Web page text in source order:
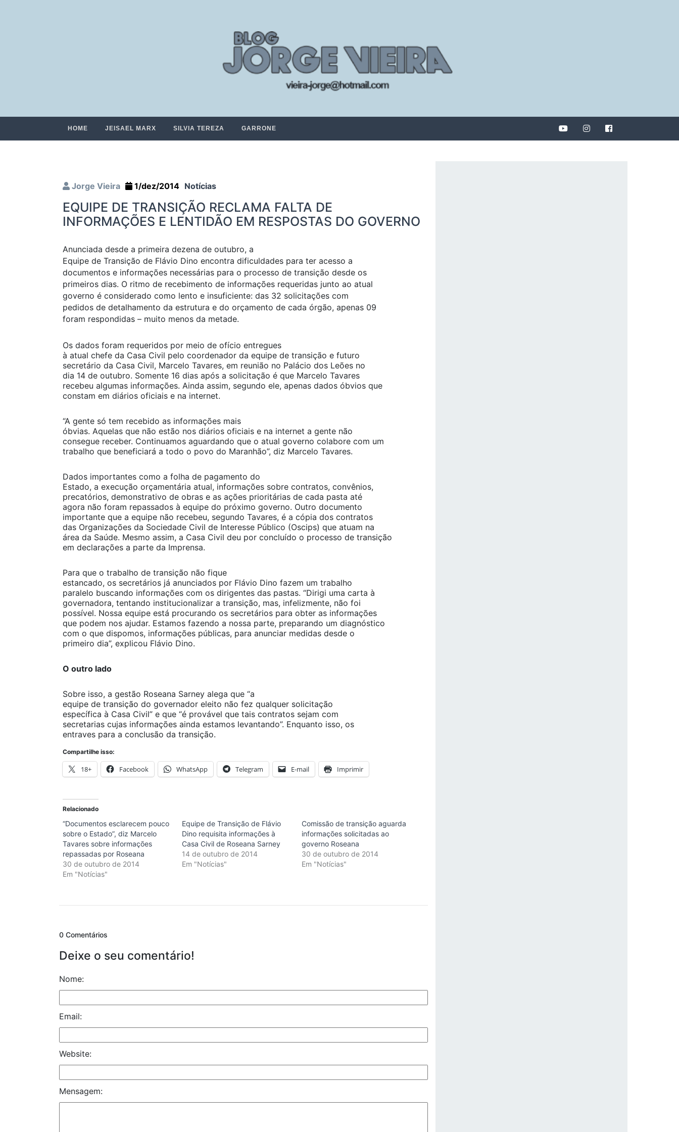
HOME JEISAEL MARX SILVIA TEREZA GARRONE
Jorge Vieira 1/dez/2014 Notícias
EQUIPE DE TRANSIÇÃO RECLAMA FALTA DE
INFORMAÇÕES E LENTIDÃO EM RESPOSTAS DO GOVERNO
Anunciada desde a primeira dezena de outubro, a
Equipe de Transição de Flávio Dino encontra dificuldades para ter acesso a
documentos e informações necessárias para o processo de transição desde os
primeiros dias. O ritmo de recebimento de informações requeridas junto ao atual
governo é considerado como lento e insuficiente: das 32 solicitações com
pedidos de detalhamento da estrutura e do orçamento de cada órgão, apenas 09
foram respondidas – muito menos da metade.
Os dados foram requeridos por meio de ofício entregues
à atual chefe da Casa Civil pelo coordenador da equipe de transição e futuro
secretário da Casa Civil, Marcelo Tavares, em reunião no Palácio dos Leões no
dia 14 de outubro. Somente 16 dias após a solicitação é que Marcelo Tavares
recebeu algumas informações. Ainda assim, segundo ele, apenas dados óbvios que
constam em diários oficiais e na internet.
“A gente só tem recebido as informações mais
óbvias. Aquelas que não estão nos diários oficiais e na internet a gente não
consegue receber. Continuamos aguardando que o atual governo colabore com um
trabalho que beneficiará a todo o povo do Maranhão”, diz Marcelo Tavares.
Dados importantes como a folha de pagamento do
Estado, a execução orçamentária atual, informações sobre contratos, convênios,
precatórios, demonstrativo de obras e as ações prioritárias de cada pasta até
agora não foram repassados à equipe do próximo governo. Outro documento
importante que a equipe não recebeu, segundo Tavares, é a cópia dos contratos
das Organizações da Sociedade Civil de Interesse Público (Oscips) que atuam na
área da Saúde. Mesmo assim, a Casa Civil deu por concluído o processo de transição
em declarações a parte da Imprensa.
Para que o trabalho de transição não fique
estancado, os secretários já anunciados por Flávio Dino fazem um trabalho
paralelo buscando informações com os dirigentes das pastas. “Dirigi uma carta à
governadora, tentando institucionalizar a transição, mas, infelizmente, não foi
possível. Nossa equipe está procurando os secretários para obter as informações
que podem nos ajudar. Estamos fazendo a nossa parte, preparando um diagnóstico
com o que dispomos, informações públicas, para anunciar medidas desde o
primeiro dia”, explicou Flávio Dino.
O outro lado
Sobre isso, a gestão Roseana Sarney alega que “a
equipe de transição do governador eleito não fez qualquer solicitação
específica à Casa Civil” e que “é provável que tais contratos sejam com
secretarias cujas informações ainda estamos levantando”. Enquanto isso, os
entraves para a conclusão da transição.
Compartilhe isso:
18+ Facebook WhatsApp Telegram E-mail Imprimir
Relacionado
“Documentos esclarecem pouco
sobre o Estado”, diz Marcelo
Tavares sobre informações
repassadas por Roseana
30 de outubro de 2014
Em "Notícias"
Equipe de Transição de Flávio
Dino requisita informações à
Casa Civil de Roseana Sarney
14 de outubro de 2014
Em "Notícias"
Comissão de transição aguarda
informações solicitadas ao
governo Roseana
30 de outubro de 2014
Em "Notícias"
0 Comentários
Deixe o seu comentário!
Nome:
Email:
Website:
Mensagem: